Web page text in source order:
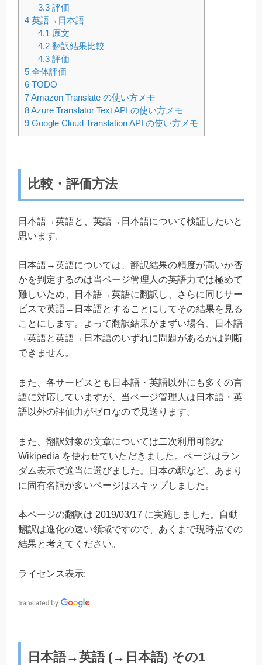
3.3評価
4 英語→日本語
4.1 原文
4.2翻訳結果比較
4.3評価
5 全体評価
6 TODO
7Amazon Translate の使い方メモ
8Azure Translator Text API の使い方メモ
9 Google Cloud Translation API の使い方メモ
比較・評価方法
日本語→英語と、英語→日本語について検証したいと
思います。
日本語→英語については、翻訳結果の精度が高いか否
かを判定するのは当ページ管理人の英語力では極めて
難しいため、日本語→英語に翻訳し、さらに同じサー
ビスで英語→日本語とすることにしてその結果を見る
ことにします。よって翻訳結果がまずい場合、日本語
→英語と英語→日本語のいずれに問題があるかは判断
できません。
また、各サービスとも日本語・英語以外にも多くの言
語に対応していますが、当ページ管理人は日本語・英
語以外の評価力がゼロなので見送ります。
また、翻訳対象の文章については二次利用可能な
Wikipedia を使わせていただきました。ページはラン
ダム表示で適当に選びました。日本の駅など、あまり
に固有名詞が多いページはスキップしました。
本ページの翻訳は 2019/03/17 に実施しました。自動
翻訳は進化の速い領域ですので、あくまで現時点での
結果と考えてください。
ライセンス表示:
日本語→英語 (→日本語) その1